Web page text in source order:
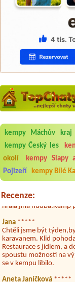
kempy Máchův kraj
kempy Český les
okolí
kempy Slapy
Pojizeří
kempy Bílé
Recenze:
Aneta Melicharová
***
V umývárně i na WC
množství návštěvníků
ubytovaných. Přes den
Jana
*****
Chtěli jsme být
karavanem. Klid
Restaurace s jídlem, a
spoustu možností na
se v kempu líbilo.
Aneta Janíčková *****